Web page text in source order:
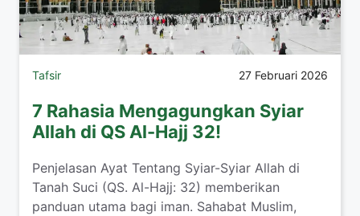
Tafsir 27 Februari 2026
7 Rahasia Mengagungkan Syiar
Allah di QS Al-Hajj 32!
Penjelasan Ayat Tentang Syiar-Syiar Allah di
Tanah Suci (QS. Al-Hajj: 32) memberikan
panduan utama bagi iman. Sahabat Muslim,